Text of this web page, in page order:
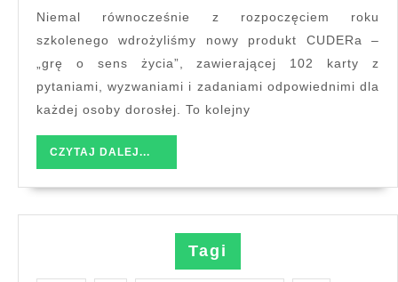
nowy
produkt
CUDERa
„grę
o
sens
życia”
Niemal równocześnie z rozpoczęciem roku
szkolenego wdrożyliśmy nowy produkt CUDERa –
„grę o sens życia”, zawierającej 102 karty z
pytaniami, wyzwaniami i zadaniami odpowiednimi dla
każdej osoby dorosłej. To kolejny
CZYTAJ DALEJ...
DALEJ...
Tagi